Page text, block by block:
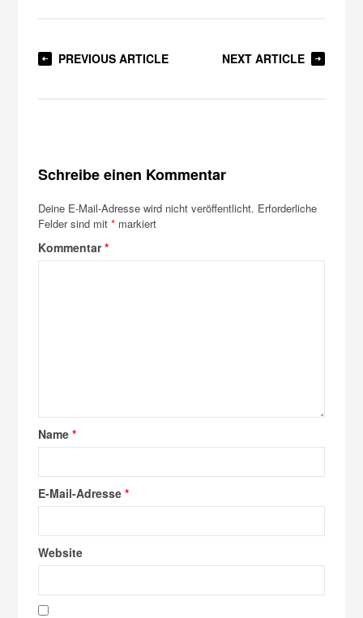
PREVIOUS ARTICLE NEXT ARTICLE
Schreibe einen Kommentar
Deine E-Mail-Adresse wird nicht veröffentlicht. Erforderliche
Felder sind mit* markiert
Kommentar*
Name*
E-Mail-Adresse*
Website